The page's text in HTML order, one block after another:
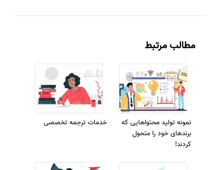
مطالب مرتبط
نمونه تولید محتواهایی که
برندهای خود را متحول
کردند!
خدمات ترجمه تخصصی